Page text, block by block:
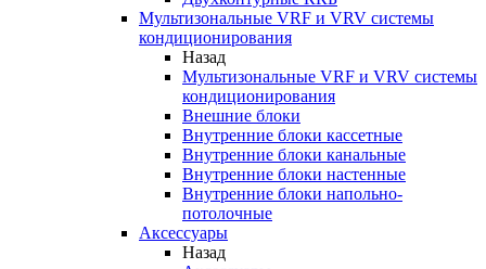
Мультизональные VRF и VRV системы
кондиционирования
Назад
Мультизональные VRF и VRV системы
кондиционирования
Внешние блоки
Внутренние блоки кассетные
Внутренние блоки канальные
Внутренние блоки настенные
Внутренние блоки напольно-
потолочные
Аксессуары
Назад